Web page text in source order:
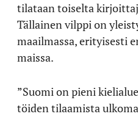
tilataan toiselta
Tällainen vilppi on
maailmassa, erityisesti
maissa.
”Suomi on pieni
töiden tilaamista